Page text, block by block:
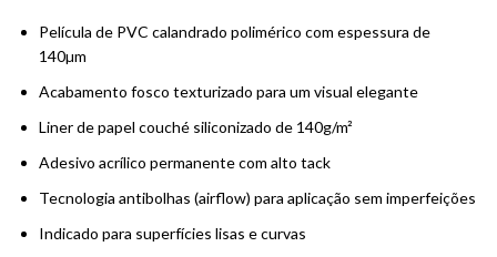
Película de PVC calandrado polimérico com espessura de
140µm
Acabamento fosco texturizado para um visual elegante
Liner de papel couché siliconizado de 140g/m²
Adesivo acrílico permanente com alto tack
Tecnologia antibolhas (airflow) para aplicação sem imperfeições
Indicado para superfícies lisas e curvas